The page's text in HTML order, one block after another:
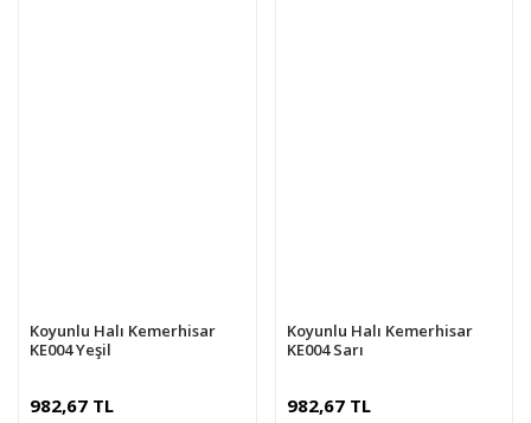
Koyunlu Halı Kemerhisar
KE004 Yeşil
982,67 TL
Koyunlu Halı Kemerhisar
KE004 Sarı
982,67 TL